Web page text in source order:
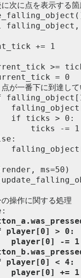
次に点を表示する箇
ms=50)
操作に関する処理
player[0] > 0:
player[0] -= 1
player[0] < 4:
player[0] += 1